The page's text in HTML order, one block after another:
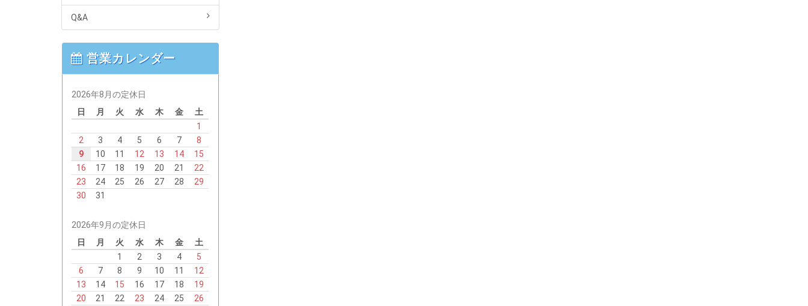
Q&A
営業カレンダー
2026年8月の定休日
日
月 火 水 木 金
土
1
2
3 4 5 6 7
8
9
10 11 12 13 14
15
16
17 18 19 20 21
22
23
24 25 26 27 28
29
30
31
2026年9月の定休日
日
月 火 水 木 金
土
1
2 3 4
5
6
7 8 9 10 11
12
13
14 15 16 17 18
19
20
21 22 23 24 25
26